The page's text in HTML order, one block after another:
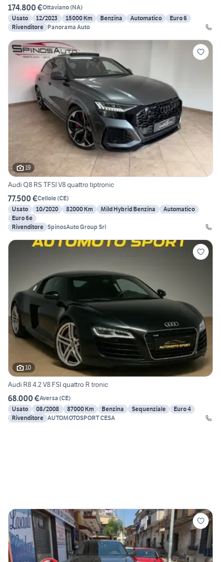
174.800 €Ottaviano(NA)
Usato
12/2023 15000 Km Benzina Automatico
Euro 6
Rivenditore Panorama Auto
19
Audi Q8 RS TFSI V8 quattro tiptronic
77.500 €Cellole(CE)
Usato
10/2020 82000 Km Mild Hybrid Benzina
Automatico
Euro 6e
Rivenditore SpinosAuto Group Srl
10
Audi R8 4.2 V8 FSI quattro R tronic
68.000 €Aversa (CE)
Usato
08/2008 87000 Km Benzina Sequenziale
Euro 4
Rivenditore AUTOMOTOSPORT CESA